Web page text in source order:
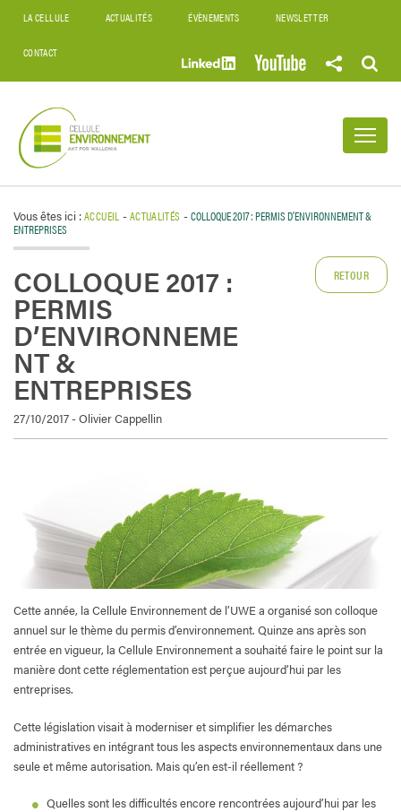
LA CELLULE ACTUALITÉS ÉVÈNEMENTS NEWSLETTER
CONTACT
Vous êtes ici :ACCUEIL -ACTUALITÉS -COLLOQUE 2017 : PERMIS D’ENVIRONNEMENT &
ENTREPRISES
COLLOQUE 2017 :
PERMIS
D’ENVIRONNEME
NT &
ENTREPRISES
27/10/2017 - Olivier Cappellin
RETOUR
Cette année, la Cellule Environnement de l’UWE a organisé son colloque
annuel sur le thème du permis d’environnement. Quinze ans après son
entrée en vigueur, la Cellule Environnement a souhaité faire le point sur la
manière dont cette réglementation est perçue aujourd’hui par les
entreprises.
Cette législation visait à moderniser et simplifier les démarches
administratives en intégrant tous les aspects environnementaux dans une
seule et même autorisation. Mais qu’en est-il réellement ?
Quelles sont les difficultés encore rencontrées aujourd’hui par les